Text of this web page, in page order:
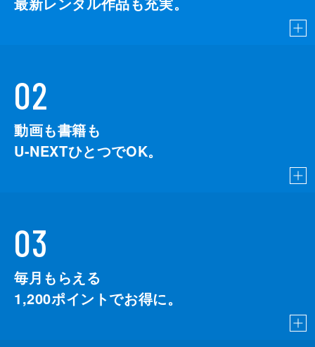
02
動画も書籍も
U-NEXTひとつでOK。
03
毎月もらえる
1,200ポイントでお得に。